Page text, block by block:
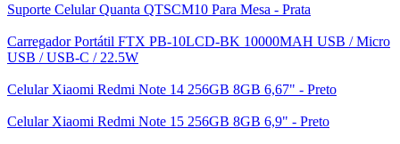
Suporte Celular Quanta QTSCM10 Para Mesa - Prata
Carregador Portátil FTX PB-10LCD-BK 10000MAH USB / Micro
USB / USB-C / 22.5W
Celular Xiaomi Redmi Note 14 256GB 8GB 6,67" - Preto
Celular Xiaomi Redmi Note 15 256GB 8GB 6,9" - Preto